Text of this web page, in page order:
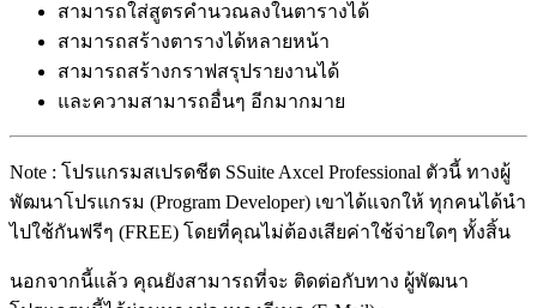
สามารถใส่สูตรคำนวณลงในตารางได้
สามารถสร้างตารางได้หลายหน้า
สามารถสร้างกราฟสรุปรายงานได้
และความสามารถอื่นๆ อีกมากมาย
Note : โปรแกรมสเปรดชีต SSuite Axcel Professional ตัวนี้ ทางผู้
พัฒนาโปรแกรม (Program Developer) เขาได้แจกให้ ทุกคนได้นำ
ไปใช้กันฟรีๆ (FREE) โดยที่คุณไม่ต้องเสียค่าใช้จ่ายใดๆ ทั้งสิ้น
นอกจากนี้แล้ว คุณยังสามารถที่จะ ติดต่อกับทาง ผู้พัฒนา